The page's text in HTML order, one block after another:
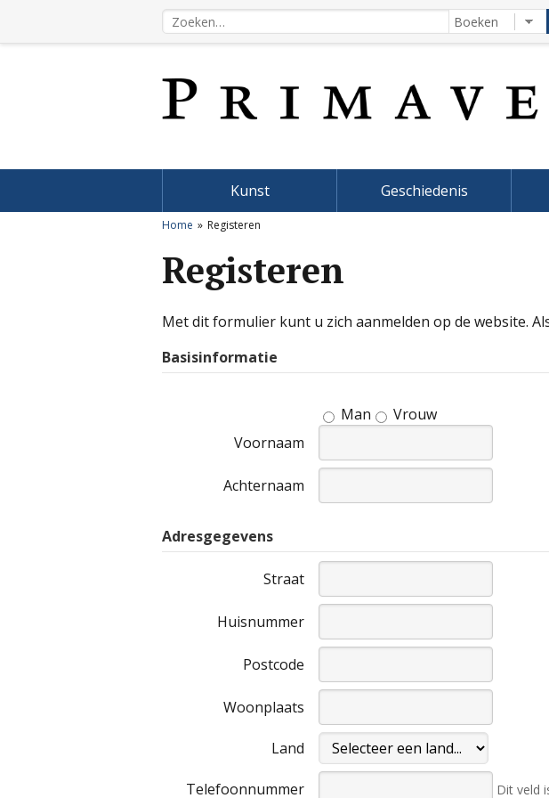
Kunst Geschiedenis
Home Registeren
Registeren
Met dit formulier kunt u zich aanmelden op de website.
Basisinformatie
Man
Vrouw
Voornaam
Achternaam
Adresgegevens
Straat
Huisnummer
Postcode
Woonplaats
Land
Telefoonnummer Dit veld